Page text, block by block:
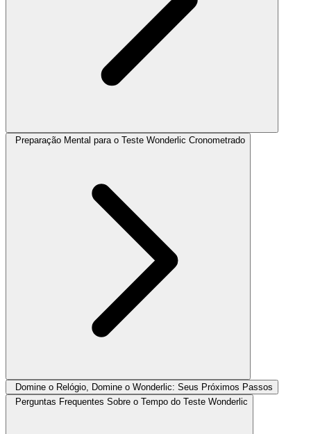
Preparação Mental para o Teste Wonderlic Cronometrado
Domine o Relógio, Domine o Wonderlic: Seus Próximos Passos
Perguntas Frequentes Sobre o Tempo do Teste Wonderlic